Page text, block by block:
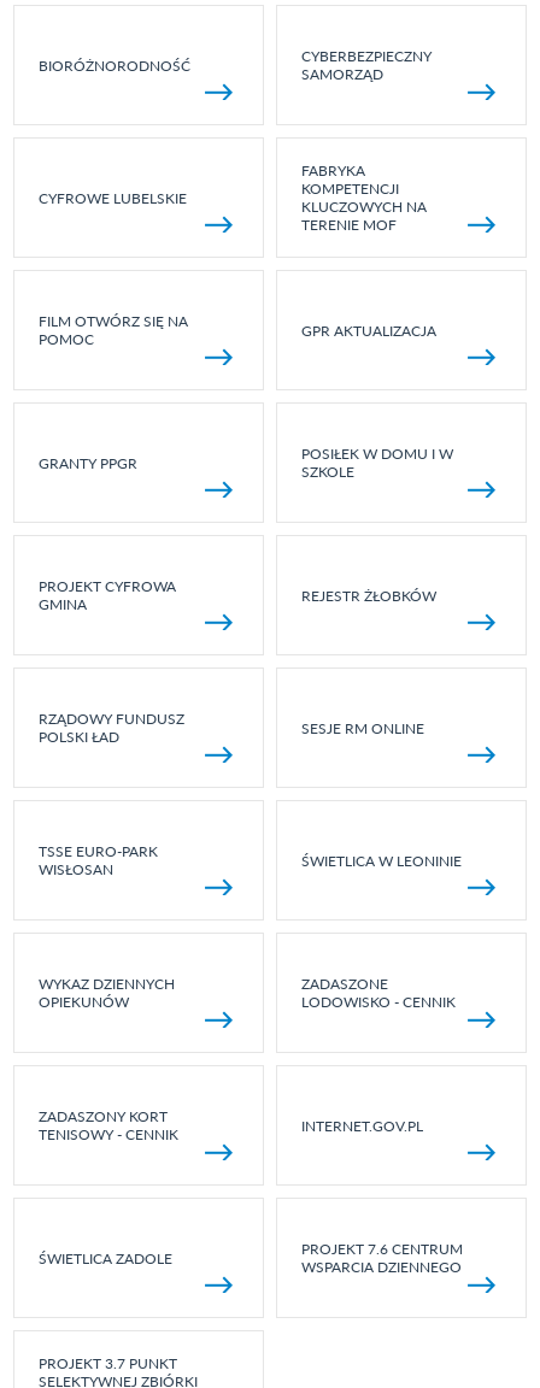
BIORÓŻNORODNOŚĆ
CYBERBEZPIECZNY
SAMORZĄD
CYFROWE LUBELSKIE
FABRYKA
KOMPETENCJI
KLUCZOWYCH NA
TERENIE MOF
FILM OTWÓRZ SIĘ NA
POMOC
GPR AKTUALIZACJA
GRANTY PPGR
POSIŁEK W DOMU I W
SZKOLE
PROJEKT CYFROWA
GMINA
REJESTR ŻŁOBKÓW
RZĄDOWY FUNDUSZ
POLSKI ŁAD
SESJE RM ONLINE
TSSE EURO-PARK
WISŁOSAN
ŚWIETLICA W LEONINIE
WYKAZ DZIENNYCH
OPIEKUNÓW
ZADASZONE
LODOWISKO - CENNIK
ZADASZONY KORT
TENISOWY - CENNIK
INTERNET.GOV.PL
ŚWIETLICA ZADOLE
PROJEKT 7.6 CENTRUM
WSPARCIA DZIENNEGO
PROJEKT 3.7 PUNKT
SELEKTYWNEJ ZBIÓRKI